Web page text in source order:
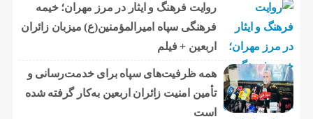
روایت فرهنگ و ایثار در مرز مهران؛ خیمه
فرهنگی سپاه امیرالمؤمنین(ع) میزبان زائران
اربعین + فیلم
همه ظرفیت‌های سپاه برای خدمت‌رسانی و
تأمین امنیت زائران اربعین به‌کار گرفته شده
است